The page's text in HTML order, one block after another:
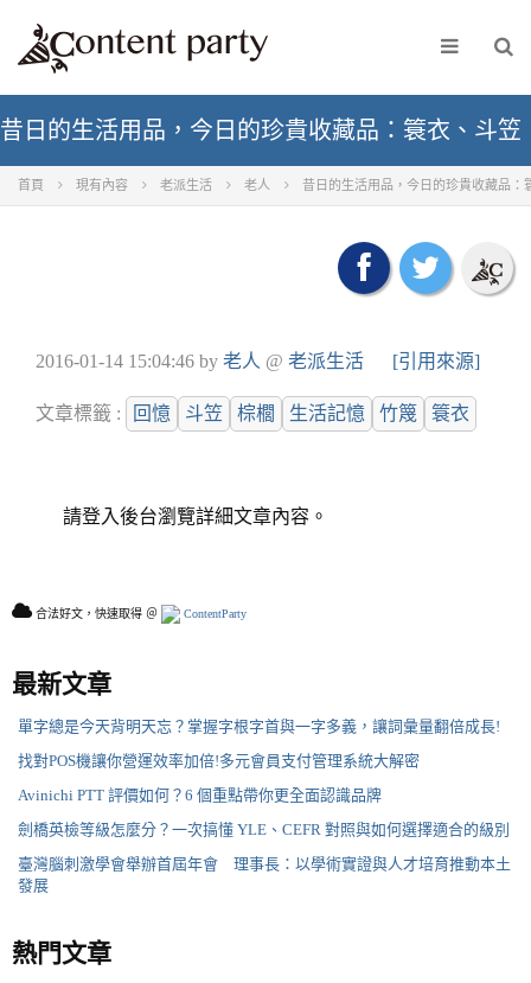
昔日的生活用品，今日的珍貴收藏品：簑衣、斗笠
首頁 現有內容 老派生活 老人 昔日的生活用品，今日的珍貴收藏品：
2016-01-14 15:04:46 by 老人 @ 老派生活 [引用來源]
文章標籤 : 回憶 斗笠 棕櫚 生活記憶 竹篾 簑衣
請登入後台瀏覽詳細文章內容。
合法好文，快速取得 ＠ ContentParty
最新文章
單字總是今天背明天忘？掌握字根字首與一字多義，讓詞彙量翻倍成長!
找對POS機讓你營運效率加倍!多元會員支付管理系統大解密
Avinichi PTT 評價如何？6 個重點帶你更全面認識品牌
劍橋英檢等級怎麼分？一次搞懂 YLE、CEFR 對照與如何選擇適合的級別
臺灣腦刺激學會舉辦首屆年會 理事長：以學術實證與人才培育推動本土
發展
熱門文章